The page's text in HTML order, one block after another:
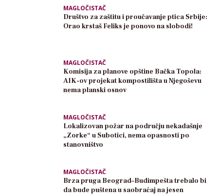
MAGLOČISTAČ
Društvo za zaštitu i proučavanje ptica Srbije:
Orao krstaš Feliks je ponovo na slobodi!
MAGLOČISTAČ
Komisija za planove opštine Bačka Topola:
AIK-ov projekat kompostilišta u Njegoševu
nema planski osnov
MAGLOČISTAČ
Lokalizovan požar na području nekadašnje
„Zorke“ u Subotici, nema opasnosti po
stanovništvo
MAGLOČISTAČ
Brza pruga Beograd–Budimpešta trebalo bi
da bude puštena u saobraćaj na jesen